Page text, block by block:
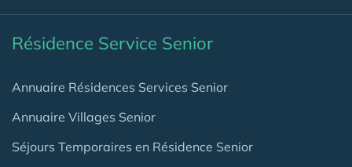
Résidence Service Senior
Annuaire Résidences Services Senior
Annuaire Villages Senior
Séjours Temporaires en Résidence Senior